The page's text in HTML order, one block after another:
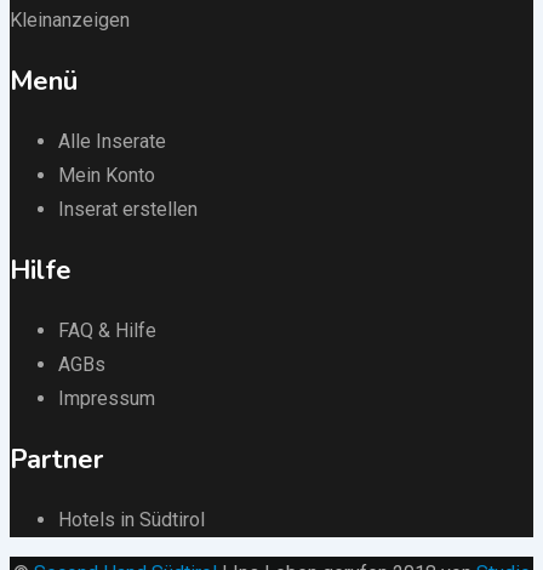
Kleinanzeigen
Menü
Alle Inserate
Mein Konto
Inserat erstellen
Hilfe
FAQ & Hilfe
AGBs
Impressum
Partner
Hotels in Südtirol